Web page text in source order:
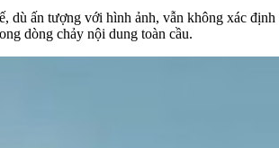
dù ấn tượng với hình ảnh, vẫn không xác
dòng chảy nội dung toàn cầu.